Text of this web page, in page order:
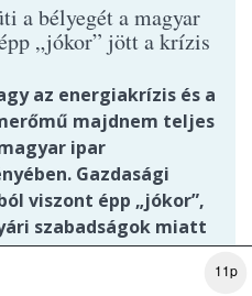
11p
a bélyegét a magyar
„jókor” jött a krízis
az energiakrízis és a
majdnem teljes
ipar
Gazdasági
viszont épp „jókor”,
szabadságok miatt
termelés idején